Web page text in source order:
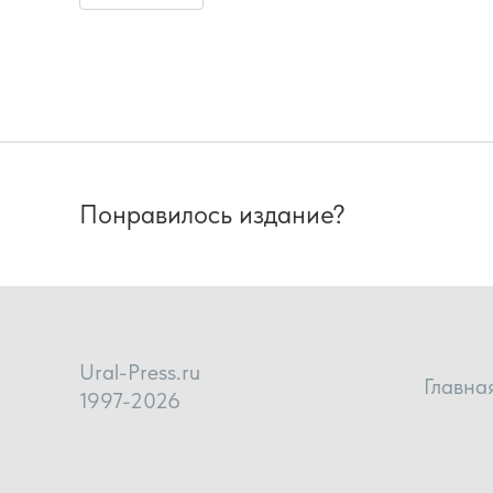
Понравилось издание?
Ural-Press.ru
1997-2026